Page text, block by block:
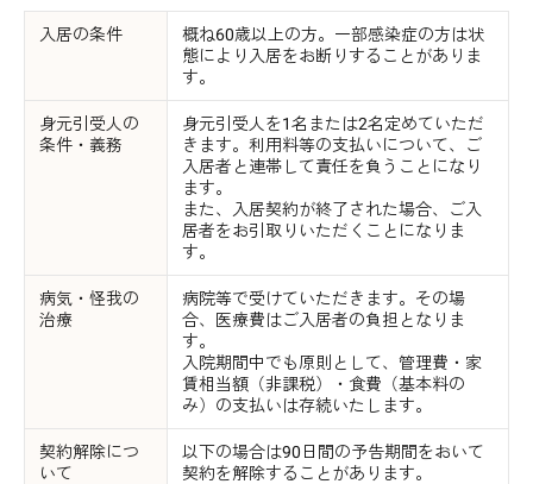
入居の条件
概ね60歳以上の方。一部感染症の方は状
態により入居をお断りすることがありま
す。
身元引受人の
条件・義務
身元引受人を1名または2名定めていただ
きます。利用料等の支払いについて、ご
入居者と連帯して責任を負うことになり
ます。
また、入居契約が終了された場合、ご入
居者をお引取りいただくことになりま
す。
病気・怪我の
治療
病院等で受けていただきます。その場
合、医療費はご入居者の負担となりま
す。
入院期間中でも原則として、管理費・家
賃相当額（非課税）・食費（基本料の
み）の支払いは存続いたします。
契約解除につ
いて
以下の場合は90日間の予告期間をおいて
契約を解除することがあります。